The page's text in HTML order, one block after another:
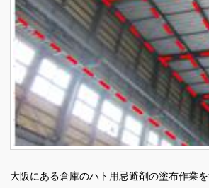
大阪にある倉庫のハト用忌避剤の塗布作業を